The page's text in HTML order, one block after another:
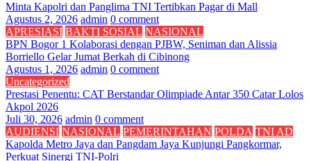
Minta Kapolri dan Panglima TNI Tertibkan Pagar di Mall
Agustus 2, 2026 admin 0 comment
APRESIASI BAKTI SOSIAL NASIONAL
BPN Bogor 1 Kolaborasi dengan PJBW, Seniman dan Alissia
Borriello Gelar Jumat Berkah di Cibinong
Agustus 1, 2026 admin 0 comment
Uncategorized
Prestasi Penentu: CAT Berstandar Olimpiade Antar 350 Catar Lolos
Akpol 2026
Juli 30, 2026 admin 0 comment
AUDIENSI NASIONAL PEMERINTAHAN POLDA TNI AD
Kapolda Metro Jaya dan Pangdam Jaya Kunjungi Pangkormar,
Perkuat Sinergi TNI-Polri